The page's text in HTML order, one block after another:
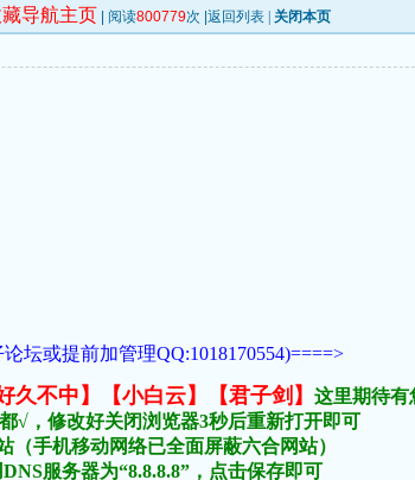
导航主页 | 阅读800779次 |返回列表 关闭本页
坛或提前加管理QQ:1018170554)====>
不中】【小白云】【君子剑】
这里期待有
√，修改好关闭浏览器3秒后重新打开即可
手机移动网络已全面屏蔽六合网站）
服务器为“8.8.8.8”，点击保存即可